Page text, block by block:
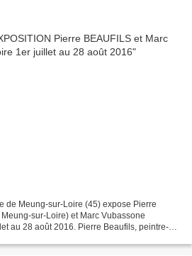
de Meung-sur-Loire (45) expose Pierre
sur-Loire) et Marc Vubassone
au 28 août 2016. Pierre Beaufils, peintre-